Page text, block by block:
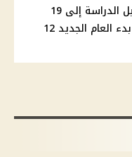
خبير تربوي يطالب بتأجيل الدراسة إلى 19
سبتمبر والتعليم تؤكد بدء العام الجديد 12